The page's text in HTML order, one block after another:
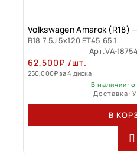
Volkswagen Amarok (R18)
R18 7.5J 5x120 ET45 65.1
Арт.VA-
62,500₽ /шт.
250,000₽за 4 диска
В наличии:
Доставка:
В